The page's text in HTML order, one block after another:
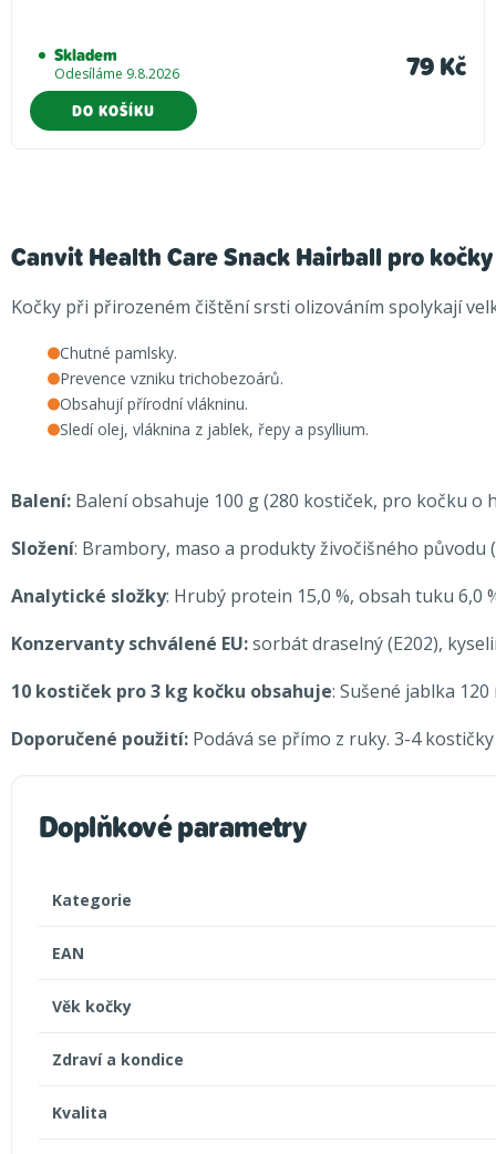
Skladem
Odesíláme 9.8.2026 79 Kč
DO KOŠÍKU
Canvit Health Care Snack Hairball pro kočky
Kočky při přirozeném čištění srsti olizováním spolykají
Chutné pamlsky.
Prevence vzniku trichobezoárů.
Obsahují přírodní vlákninu.
Sledí olej, vláknina z jablek, řepy a psyllium.
Balení: Balení obsahuje 100 g (280 kostiček, pro kočku o
Složení: Brambory, maso a produkty živočišného původu
Analytické složky: Hrubý protein 15,0 %, obsah tuku 6,0
Konzervanty schválené EU:sorbát draselný (E202),
10 kostiček pro 3 kg kočku obsahuje: Sušené jablka
Doporučené použití: Podává se přímo z ruky. 3-4
Doplňkové parametry
Kategorie
EAN
Věk kočky
Zdraví a kondice
Kvalita